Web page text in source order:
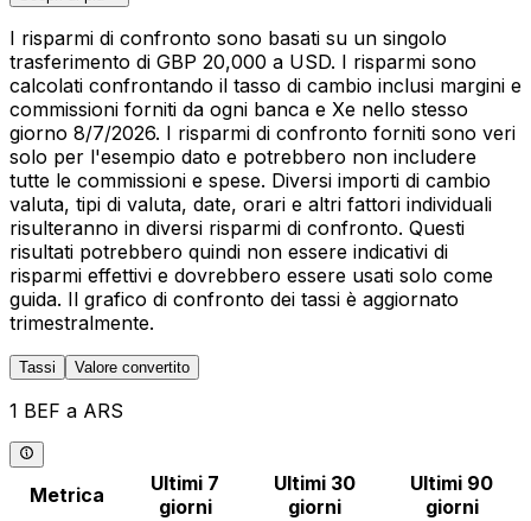
I risparmi di confronto sono basati su un singolo
trasferimento di GBP 20,000 a USD. I risparmi sono
calcolati confrontando il tasso di cambio inclusi margini e
commissioni forniti da ogni banca e Xe nello stesso
giorno 8/7/2026. I risparmi di confronto forniti sono veri
solo per l'esempio dato e potrebbero non includere
tutte le commissioni e spese. Diversi importi di cambio
valuta, tipi di valuta, date, orari e altri fattori individuali
risulteranno in diversi risparmi di confronto. Questi
risultati potrebbero quindi non essere indicativi di
risparmi effettivi e dovrebbero essere usati solo come
guida. Il grafico di confronto dei tassi è aggiornato
trimestralmente.
Tassi Valore convertito
1 BEF a ARS
Metrica
Ultimi 7
giorni
Ultimi 30
giorni
Ultimi 90
giorni